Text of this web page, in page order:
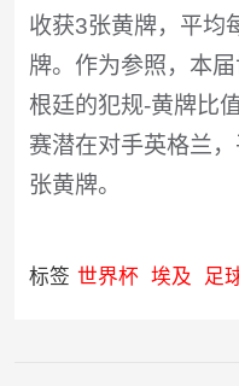
收获3张黄牌，平均
牌。作为参照，本
根廷的犯规-黄牌比
赛潜在对手英格兰
张黄牌。
标签 世界杯 埃及 足